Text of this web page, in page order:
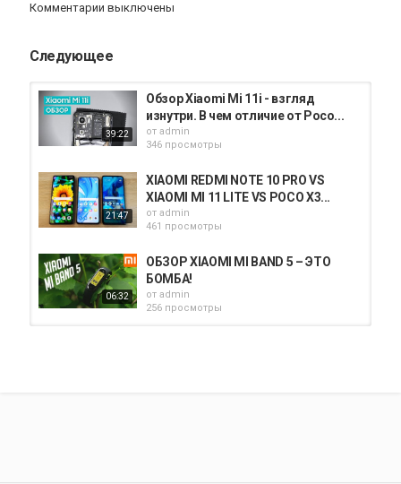
Комментарии выключены
Следующее
39:22
Обзор Xiaomi Mi 11i - взгляд
изнутри. В чем отличие от Poco...
от admin
346 просмотры
21:47
XIAOMI REDMI NOTE 10 PRO VS
XIAOMI MI 11 LITE VS POCO X3...
от admin
461 просмотры
06:32
ОБЗОР XIAOMI MI BAND 5 – ЭТО
БОМБА!
от admin
256 просмотры